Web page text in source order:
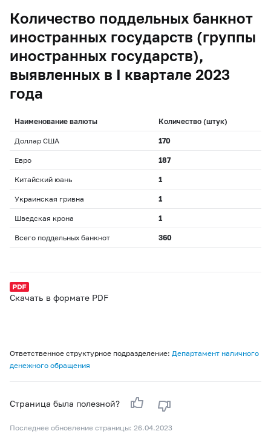
Количество поддельных банкнот
иностранных государств (группы
иностранных государств),
выявленных в I квартале 2023
года
Наименование валюты Количество (штук)
Доллар США 170
Евро 187
Китайский юань 1
Украинская гривна 1
Шведская крона 1
Всего поддельных банкнот 360
Скачать в формате PDF
Ответственное структурное подразделение: Департамент наличного
денежного обращения
Страница была полезной?
Последнее обновление страницы: 26.04.2023